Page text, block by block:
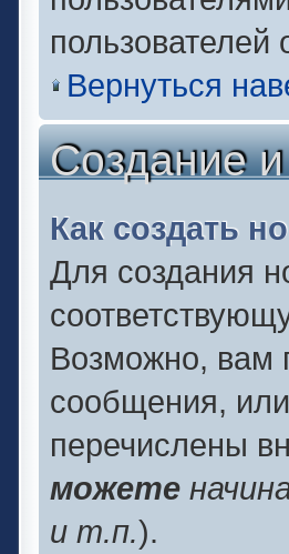
пользователей
Вернуться
Создание
Как создать
Для создания
Возможно, вам
сообщения,
перечислены
можете
и т.п.).